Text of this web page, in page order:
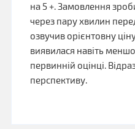
на 5 +. Замовлення
через пару хвилин
озвучив орієнтовну
виявилася навіть
первинній оцінці.
перспективу.